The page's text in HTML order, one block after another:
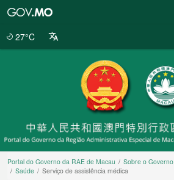
27°C
Portal do Governo da RAE de Macau Sobre o Governo
Saúde
Serviço de assistência médica